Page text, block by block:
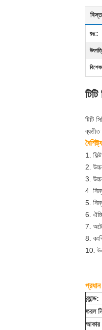
রঙ::
টিটি
ব্যতীত
1.
2.
3. উচ্চ
4.
5.
6.
7.
8.
10.
ব্র্যান্ড:
তরল
আকার